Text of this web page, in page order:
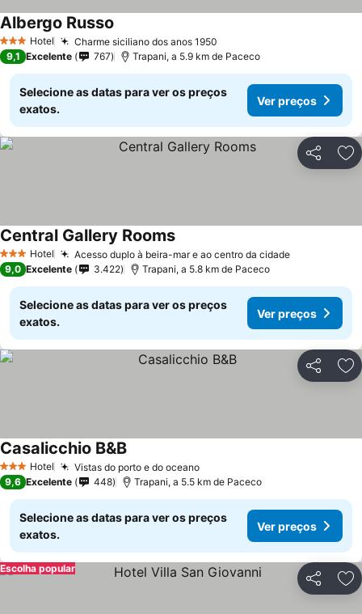
3 EstrelasHotel Charme siciliano dos anos 1950
Albergo Russo
9,1 Excelente 767 Trapani, a 5.9 km de Paceco
Selecione as datas para ver os preços
exatos.
Ver preços
Partilhar
3 EstrelasHotel Acesso duplo à beira-mar e ao centro da cidade
Central Gallery Rooms
9,0 Excelente 3.422 Trapani, a 5.8 km de Paceco
Selecione as datas para ver os preços
exatos.
Ver preços
Partilhar
3 EstrelasHotel Vistas do porto e do oceano
Casalicchio B&B
9,6 Excelente 448 Trapani, a 5.5 km de Paceco
Selecione as datas para ver os preços
exatos.
Ver preços
Partilhar
Escolha popular